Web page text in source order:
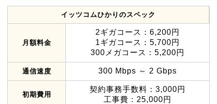
イッツコムひかりのスペック
月額料金
2ギガコース：6,200円
1ギガコース：5,700円
300メガコース：5,200円
通信速度 300 Mbps ～ 2 Gbps
初期費用
契約事務手数料：3,000円
工事費：25,000円